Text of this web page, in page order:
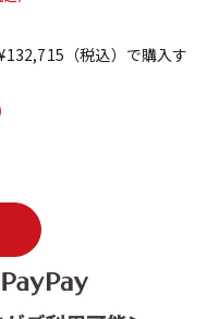
（税込）で購入す